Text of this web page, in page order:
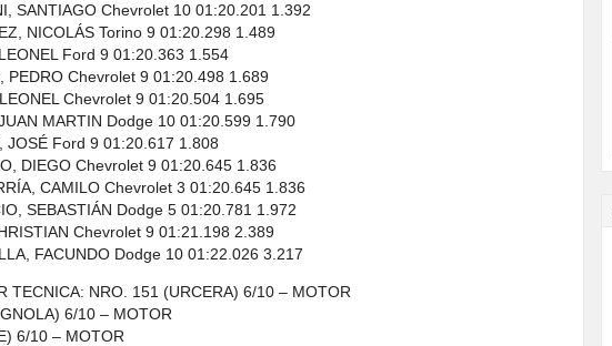
SANTIAGO Chevrolet 10 01:20.201 1.392
NICOLÁS Torino 9 01:20.298 1.489
Ford 9 01:20.363 1.554
PEDRO Chevrolet 9 01:20.498 1.689
Chevrolet 9 01:20.504 1.695
MARTIN Dodge 10 01:20.599 1.790
JOSÉ Ford 9 01:20.617 1.808
DIEGO Chevrolet 9 01:20.645 1.836
CAMILO Chevrolet 3 01:20.645 1.836
SEBASTIÁN Dodge 5 01:20.781 1.972
Chevrolet 9 01:21.198 2.389
FACUNDO Dodge 10 01:22.026 3.217
TECNICA: NRO. 151 (URCERA) 6/10 – MOTOR
6/10 – MOTOR
6/10 – MOTOR